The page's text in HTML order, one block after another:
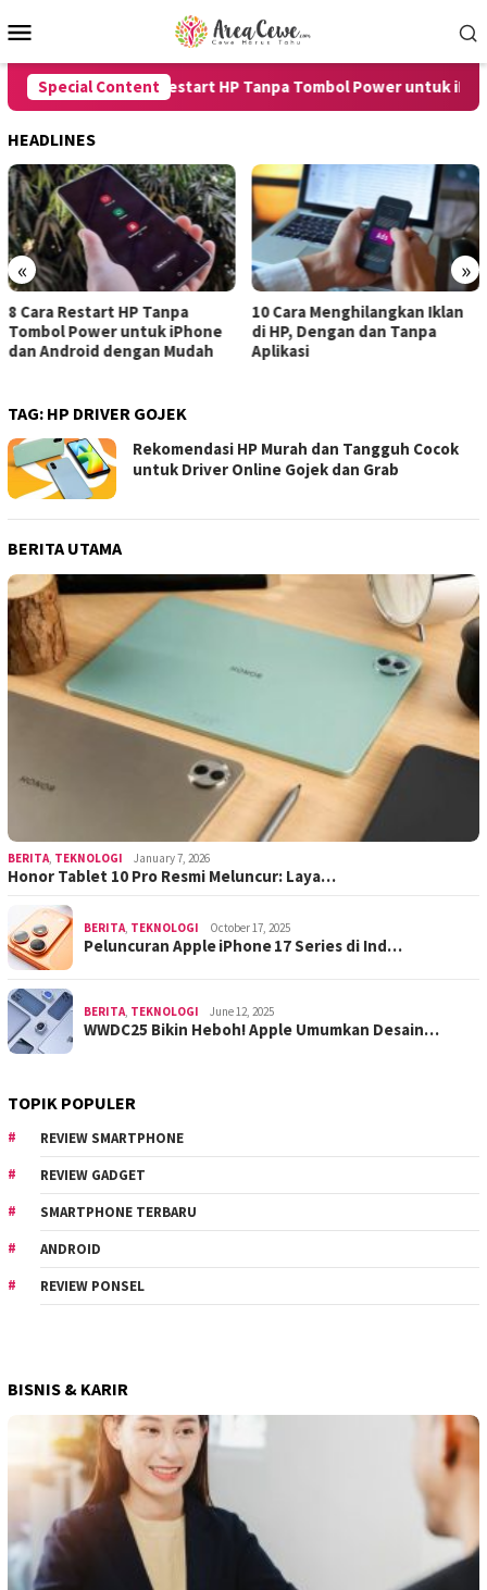
to
Menu
Special Content
8 Cara Restart HP Tanpa Tombol Power untuk iPhone
HEADLINES
« »
HP Tanpa
untuk iPhone
dengan Mudah
10 Cara Menghilangkan Iklan
di HP, Dengan dan Tanpa
Aplikasi
7 Cara
untuk
TAG: HP DRIVER GOJEK
Rekomendasi HP Murah dan Tangguh Cocok
untuk Driver Online Gojek dan Grab
BERITA UTAMA
BERITA TEKNOLOGI January 7, 2026
Honor Tablet 10 Pro Resmi Meluncur: Laya…
BERITA TEKNOLOGI October 17, 2025
Peluncuran Apple iPhone 17 Series di Ind…
BERITA TEKNOLOGI June 12, 2025
WWDC25 Bikin Heboh! Apple Umumkan Desain…
TOPIK POPULER
REVIEW SMARTPHONE
REVIEW GADGET
SMARTPHONE TERBARU
ANDROID
REVIEW PONSEL
BISNIS & KARIR